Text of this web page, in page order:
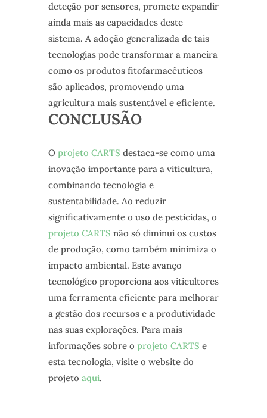
deteção por sensores, promete expandir
ainda mais as capacidades deste
sistema. A adoção generalizada de tais
tecnologias pode transformar a maneira
como os produtos fitofarmacêuticos
são aplicados, promovendo uma
agricultura mais sustentável e eficiente.
CONCLUSÃO
O projeto CARTS destaca-se como uma
inovação importante para a viticultura,
combinando tecnologia e
sustentabilidade. Ao reduzir
significativamente o uso de pesticidas, o
projeto CARTS não só diminui os custos
de produção, como também minimiza o
impacto ambiental. Este avanço
tecnológico proporciona aos viticultores
uma ferramenta eficiente para melhorar
a gestão dos recursos e a produtividade
nas suas explorações. Para mais
informações sobre o projeto CARTS e
esta tecnologia, visite o website do
projeto aqui.